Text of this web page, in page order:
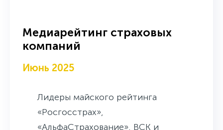
Медиарейтинг страховых
компаний
Июнь 2025
Лидеры майского рейтинга
«Росгосстрах»,
«АльфаСтрахование», ВСК и